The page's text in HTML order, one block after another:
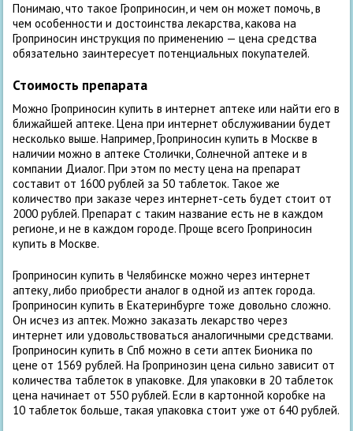
Понимаю, что такое Гроприносин, и чем он может помочь, в
чем особенности и достоинства лекарства, какова на
Гроприносин инструкция по применению — цена средства
обязательно заинтересует потенциальных покупателей.
Стоимость препарата
Можно Гроприносин купить в интернет аптеке или найти его в
ближайшей аптеке. Цена при интернет обслуживании будет
несколько выше. Например, Гроприносин купить в Москве в
наличии можно в аптеке Столички, Солнечной аптеке и в
компании Диалог. При этом по месту цена на препарат
составит от 1600 рублей за 50 таблеток. Такое же
количество при заказе через интернет-сеть будет стоит от
2000 рублей. Препарат с таким название есть не в каждом
регионе, и не в каждом городе. Проще всего Гроприносин
купить в Москве.
Гроприносин купить в Челябинске можно через интернет
аптеку, либо приобрести аналог в одной из аптек города.
Гроприносин купить в Екатеринбурге тоже довольно сложно.
Он исчез из аптек. Можно заказать лекарство через
интернет или удовольствоваться аналогичными средствами.
Гроприносин купить в Спб можно в сети аптек Бионика по
цене от 1569 рублей. На Гропринозин цена сильно зависит от
количества таблеток в упаковке. Для упаковки в 20 таблеток
цена начинает от 550 рублей. Если в картонной коробке на
10 таблеток больше, такая упаковка стоит уже от 640 рублей.